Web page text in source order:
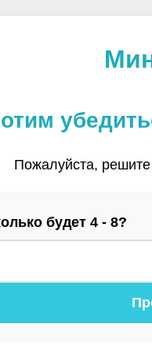
Пожалуйста,
будет 4 - 8?